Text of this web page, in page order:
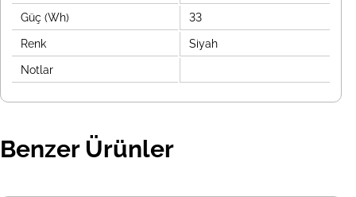
Güç (Wh) 33
Renk Siyah
Notlar
Benzer Ürünler